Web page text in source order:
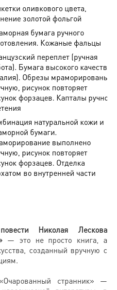
оливкового цвета,
золотой фольгой
бумага ручного
Кожаные фальцы
переплет (ручная
Бумага высокого качества
Обрезы мраморированы
рисунок повторяет
форзацев. Капталы ручного
натуральной кожи и
бумаги.
выполнено
рисунок повторяет
форзацев. Отделка
во внутренней части
Николая Лескова
— это не просто книга, а
созданный вручную с
странник» —